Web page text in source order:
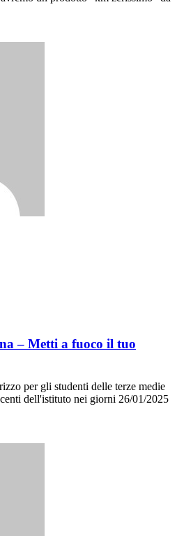
– Metti a fuoco il tuo
per gli studenti delle terze medie
dell'istituto nei giorni 26/01/2025